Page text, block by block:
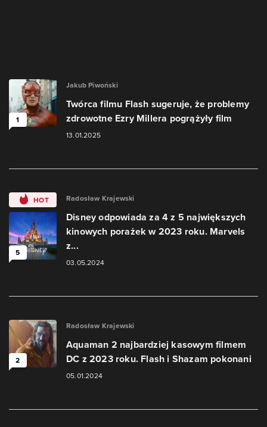
1
Jakub Piwoński
Twórca filmu Flash sugeruje, że problemy
zdrowotne Ezry Millera pogrążyły film
13.01.2025
HOT
5
Radosław Krajewski
Disney odpowiada za 4 z 5 największych
kinowych porażek w 2023 roku. Marvels
z...
03.05.2024
2
Radosław Krajewski
Aquaman 2 najbardziej kasowym filmem
DC z 2023 roku. Flash i Shazam pokonani
05.01.2024